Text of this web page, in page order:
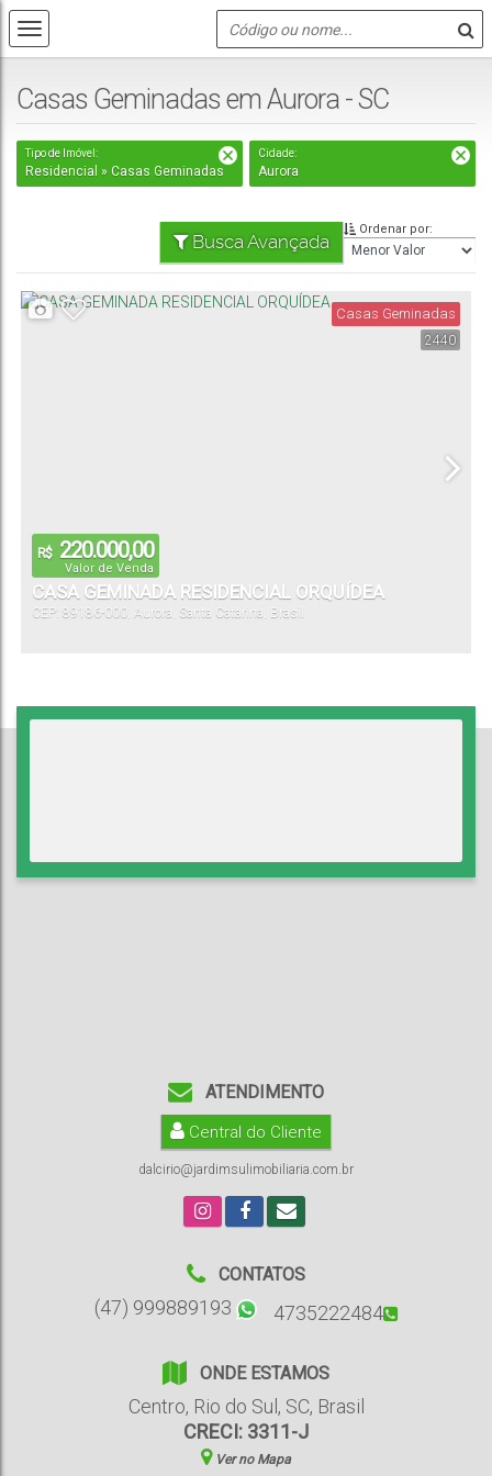
Casas Geminadas em Aurora - SC
Tipo de Imóvel:
Residencial » Casas Geminadas
Cidade:
Aurora
Busca Avançada
Ordenar por:
2440
Casas Geminadas
R$ 220.000,00
Valor de Venda
CASA GEMINADA RESIDENCIAL ORQUÍDEA
CEP: 89186-000 Aurora Santa Catarina Brasil
ATENDIMENTO
Central do Cliente
dalcirio@jardimsulimobiliaria.com.br
CONTATOS
(47) 999889193 4735222484
ONDE ESTAMOS
Centro, Rio do Sul , SC, Brasil
CRECI: 3311-J
Ver no Mapa